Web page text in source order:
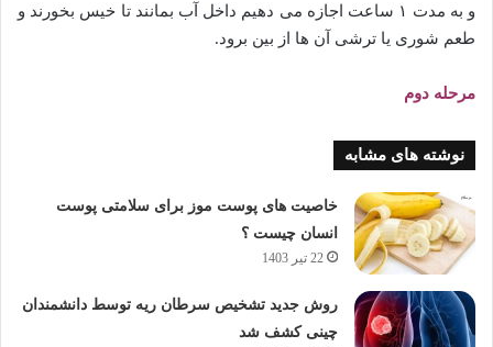
و به مدت ۱ ساعت اجازه می دهیم داخل آب بمانند تا خیس بخورند و
طعم شوری یا ترشی آن ها از بین برود.
مرحله دوم
نوشته های مشابه
خاصیت های پوست موز برای سلامتی پوست
انسان چیست ؟
22 تیر 1403
روش جدید تشخیص سرطان ریه توسط دانشمندان
چینی کشف شد